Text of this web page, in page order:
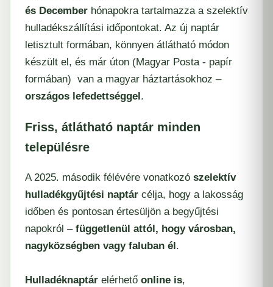
és December hónapokra tartalmazza a szelektív
hulladékszállítási időpontokat. Az új naptár
letisztult formában, könnyen átlátható módon
készült el, és már úton (Magyar Posta - papír
formában) van a magyar háztartásokhoz –
országos lefedettséggel.
Friss, átlátható naptár minden
településre
A 2025. második félévére vonatkozó szelektív
hulladékgyűjtési naptár célja, hogy a lakosság
időben és pontosan értesüljön a begyűjtési
napokról – függetlenül attól, hogy városban,
nagyközségben vagy faluban él .
Hulladéknaptár elérhető online is,